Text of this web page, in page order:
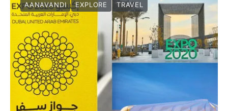
AANAVANDI EXPLORE TRAVEL